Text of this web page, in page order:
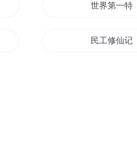
世界第一特工
民工修仙记